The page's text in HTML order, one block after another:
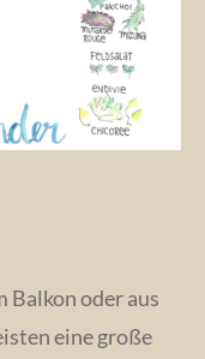
Balkon oder aus
eine große